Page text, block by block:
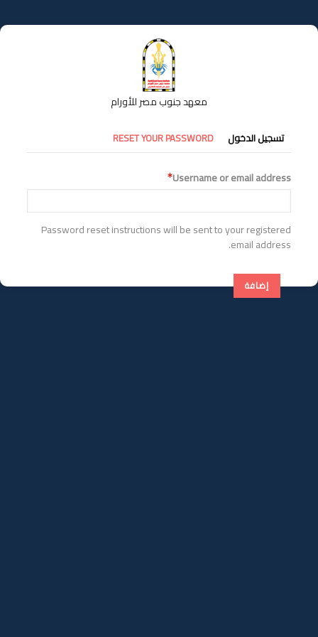
إلى
المحتوى
معهد جنوب مصر للأورام
التبويبات
الأساسية
تسجيل الدخول RESET YOUR PASSWORD
Username or email address
Password reset instructions will be sent to your registered
email address.